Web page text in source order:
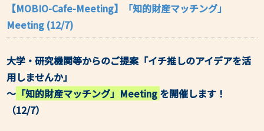
【MOBIO-Cafe-Meeting】「知的財産マッチング」
Meeting (12/7)
大学・研究機関等からのご提案「イチ推しのアイデアを活
用しませんか」
～ 「知的財産マッチング」Meeting を開催します！
（12/7）